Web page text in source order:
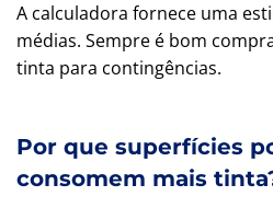
A calculadora fornece uma
médias. Sempre é bom
tinta para contingências.
Por que superfícies
consomem mais